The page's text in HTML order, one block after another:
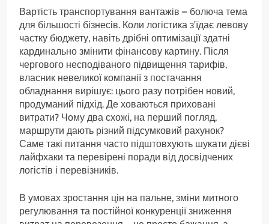
Вартість транспортування вантажів – болюча тема
для більшості бізнесів. Коли логістика з’їдає левову
частку бюджету, навіть дрібні оптимізації здатні
кардинально змінити фінансову картину. Після
чергового несподіваного підвищення тарифів,
власник невеликої компанії з постачання
обладнання вирішує: цього разу потрібен новий,
продуманий підхід. Де ховаються приховані
витрати? Чому два схожі, на перший погляд,
маршрути дають різний підсумковий рахунок?
Саме такі питання часто підштовхують шукати дієві
лайфхаки та перевірені поради від досвідчених
логістів і перевізників.
В умовах зростання цін на пальне, зміни митного
регулювання та постійної конкуренції зниження